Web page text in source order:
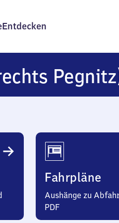
Entdecken
Fahrpläne
Aushänge zu
PDF